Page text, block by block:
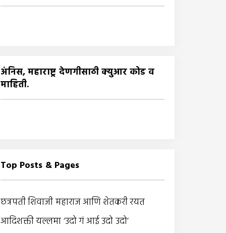
अंनिस, महाराष्ट्र देणगीसाठी क्युआर कोड व
माहिती.
Top Posts & Pages
छत्रपती शिवाजी महाराज आणि शेतकरी रयत
आदिशक्ती यल्लमा ‘उदो गं आई उदो उदो’